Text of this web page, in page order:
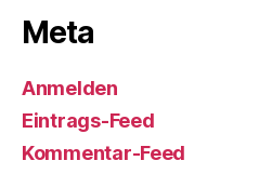
Meta
Anmelden
Eintrags-Feed
Kommentar-Feed